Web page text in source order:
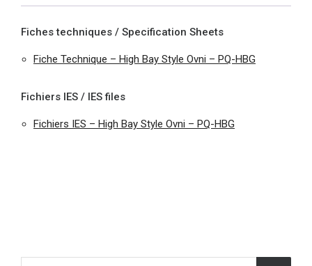
Fiches techniques / Specification Sheets
Fiche Technique – High Bay Style Ovni – PQ-HBG
Fichiers IES / IES files
Fichiers IES – High Bay Style Ovni – PQ-HBG